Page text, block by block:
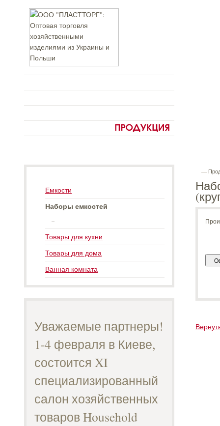
Емкости
Наборы емкостей
Товары для кухни
Товары для дома
Ванная комната
Уважаемые партнеры!
1-4 февраля в Киеве,
состоится XI
специализированный
салон хозяйственных
товаров Household
—